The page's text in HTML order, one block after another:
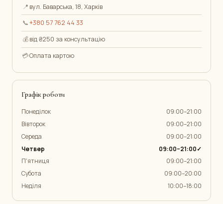
📍 вул. Баварська, 18, Харків
📞+380 57 762 44 33
💰 від ₴250 за консультацію
💳Оплата картою
Графік роботи
Понеділок
09:00–21:00
Вівторок
09:00–21:00
Середа
09:00–21:00
Четвер
09:00–21:00✓
П'ятниця
09:00–21:00
Субота
09:00–20:00
Неділя
10:00–18:00